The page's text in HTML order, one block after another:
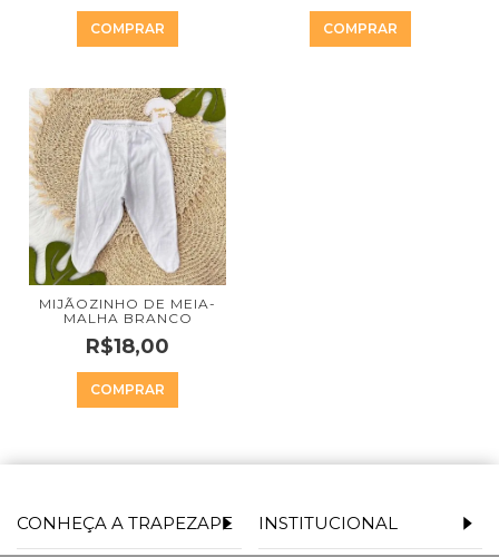
COMPRAR COMPRAR
MIJÃOZINHO DE MEIA-
MALHA BRANCO
R$18,00
COMPRAR
CONHEÇA A TRAPEZAPE INSTITUCIONAL